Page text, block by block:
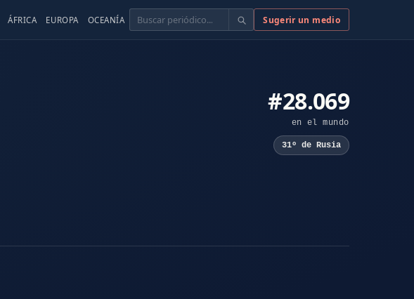
ÁFRICA EUROPA OCEANÍA Buscar Sugerir un medio
#28.069
en el mundo
31º de Rusia